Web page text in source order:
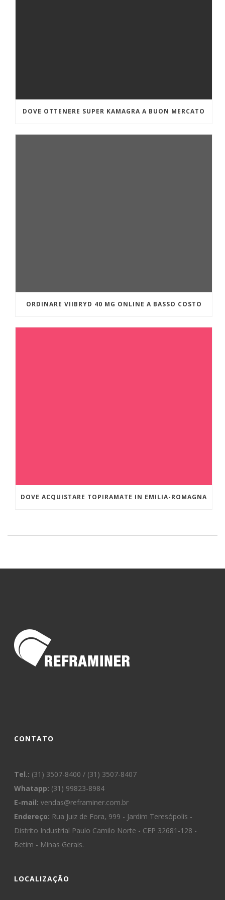
DOVE OTTENERE SUPER KAMAGRA A BUON MERCATO
ORDINARE VIIBRYD 40 MG ONLINE A BASSO COSTO
DOVE ACQUISTARE TOPIRAMATE IN EMILIA-ROMAGNA
CONTATO
Tel.: (31) 3507-8400 / (31) 3507-8407
Whatapp: (31) 99823-8984
E-mail: vendas@reframiner.com.br
Endereço: Rua Juiz de Fora, 999 - Jardim Teresópolis -
Distrito Industrial Paulo Camilo Norte - CEP 32681-128 -
Betim - Minas Gerais.
LOCALIZAÇÃO